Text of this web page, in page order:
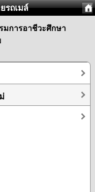
รถเมล์
มการอาชีวะศึกษา